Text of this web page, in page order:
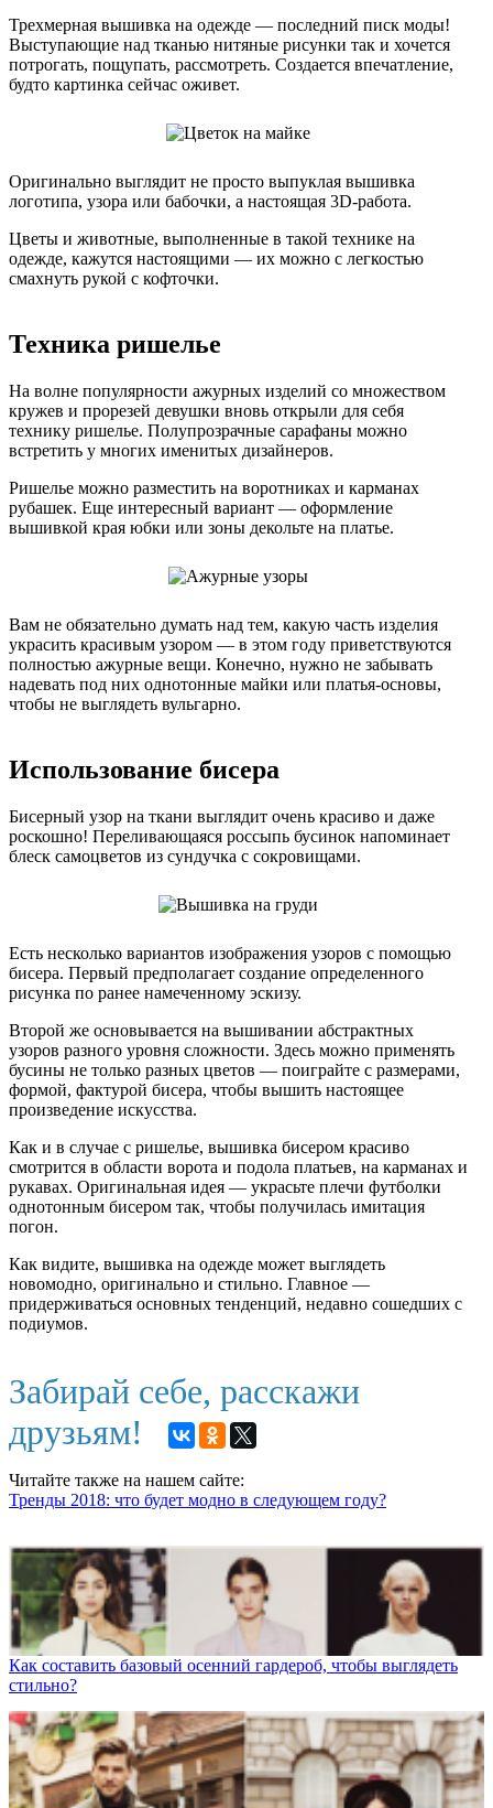
Трехмерная вышивка на одежде — последний писк моды!
Выступающие над тканью нитяные рисунки так и хочется
потрогать, пощупать, рассмотреть. Создается впечатление,
будто картинка сейчас оживет.
Оригинально выглядит не просто выпуклая вышивка
логотипа, узора или бабочки, а настоящая 3D-работа.
Цветы и животные, выполненные в такой технике на
одежде, кажутся настоящими — их можно с легкостью
смахнуть рукой с кофточки.
Техника ришелье
На волне популярности ажурных изделий со множеством
кружев и прорезей девушки вновь открыли для себя
технику ришелье. Полупрозрачные сарафаны можно
встретить у многих именитых дизайнеров.
Ришелье можно разместить на воротниках и карманах
рубашек. Еще интересный вариант — оформление
вышивкой края юбки или зоны декольте на платье.
Вам не обязательно думать над тем, какую часть изделия
украсить красивым узором — в этом году приветствуются
полностью ажурные вещи. Конечно, нужно не забывать
надевать под них однотонные майки или платья-основы,
чтобы не выглядеть вульгарно.
Использование бисера
Бисерный узор на ткани выглядит очень красиво и даже
роскошно! Переливающаяся россыпь бусинок напоминает
блеск самоцветов из сундучка с сокровищами.
Есть несколько вариантов изображения узоров с помощью
бисера. Первый предполагает создание определенного
рисунка по ранее намеченному эскизу.
Второй же основывается на вышивании абстрактных
узоров разного уровня сложности. Здесь можно применять
бусины не только разных цветов — поиграйте с размерами,
формой, фактурой бисера, чтобы вышить настоящее
произведение искусства.
Как и в случае с ришелье, вышивка бисером красиво
смотрится в области ворота и подола платьев, на карманах и
рукавах. Оригинальная идея — украсьте плечи футболки
однотонным бисером так, чтобы получилась имитация
погон.
Как видите, вышивка на одежде может выглядеть
новомодно, оригинально и стильно. Главное —
придерживаться основных тенденций, недавно сошедших с
подиумов.
Забирай себе, расскажи
друзьям!
Читайте также на нашем сайте:
Тренды 2018: что будет модно в следующем году?
Как составить базовый осенний гардероб, чтобы выглядеть
стильно?